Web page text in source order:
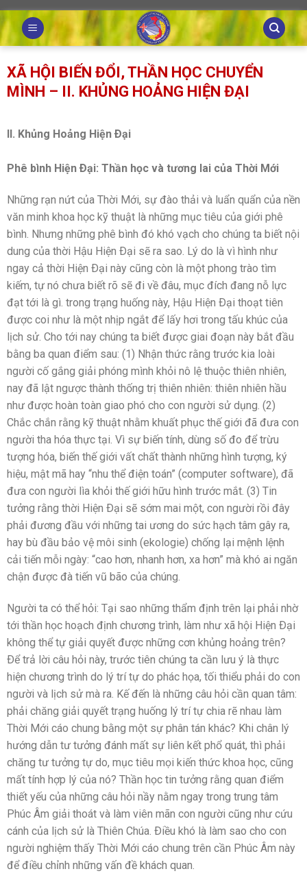
Skip
to
content
XÃ HỘI BIẾN ĐỔI, THẦN HỌC CHUYỂN
MÌNH – II. KHỦNG HOẢNG HIỆN ÐẠI
II. Khủng Hoảng Hiện Ðại
Phê bình Hiện Ðại: Thần học và tương lai của Thời Mới
Những rạn nứt của Thời Mới, sự đào thải và luẩn quẩn của nền
văn minh khoa học kỹ thuật là những mục tiêu của giới phê
bình. Nhưng những phê bình đó khó vạch cho chúng ta biết nội
dung của thời Hậu Hiện Ðại sẽ ra sao. Lý do là vì hình như
ngay cả thời Hiện Ðại này cũng còn là một phong trào tìm
kiếm, tự nó chưa biết rõ sẽ đi về đâu, mục đích đang nỗ lực
đạt tới là gì. trong trạng huống này, Hậu Hiện Ðại thoạt tiên
được coi như là một nhịp ngắt để lấy hơi trong tấu khúc của
lịch sử. Cho tới nay chúng ta biết được giai đoạn này bắt đầu
bằng ba quan điểm sau: (1) Nhận thức rằng trước kia loài
người cố gắng giải phóng mình khỏi nô lệ thuộc thiên nhiên,
nay đã lật ngược thành thống trị thiên nhiên: thiên nhiên hầu
như được hoàn toàn giao phó cho con người sử dụng. (2)
Chắc chắn rằng kỹ thuật nhằm khuất phục thế giới đã đưa con
người tha hóa thực tại. Vì sự biến tính, dùng số đo để trừu
tượng hóa, biến thế giới vất chất thành những hình tượng, ký
hiệu, mật mã hay “nhu thể điện toán” (computer software), đã
đưa con người lìa khỏi thế giới hữu hình trước mắt. (3) Tin
tưởng rằng thời Hiện Ðại sẽ sớm mai một, con người rồi đây
phải đương đầu với những tai ương do sức hạch tâm gây ra,
hay bù đầu bảo vệ môi sinh (ekologie) chống lại mệnh lệnh
cải tiến mỗi ngày: “cao hơn, nhanh hơn, xa hơn” mà khó ai ngăn
chận được đà tiến vũ bão của chúng.
Người ta có thể hỏi: Tại sao những thẩm định trên lại phải nhờ
tới thần học hoạch định chương trình, làm như xã hội Hiện Ðại
không thể tự giải quyết được những cơn khủng hoảng trên?
Ðể trả lời câu hỏi này, trước tiên chúng ta cần lưu ý là thực
hiện chương trình do lý trí tự do phác họa, tối thiểu phải do con
người và lịch sử mà ra. Kế đến là những câu hỏi cần quan tâm:
phải chăng giải quyết trạng huống lý trí tự chia rẽ nhau làm
Thời Mới cáo chung bằng một sự phân tán khác? Khi chân lý
hướng dẫn tư tưởng đánh mất sự liên kết phổ quát, thì phải
chăng tư tưởng tự do, mục tiêu mọi kiến thức khoa học, cũng
mất tính hợp lý của nó? Thần học tin tưởng rằng quan điểm
thiết yếu của những câu hỏi nầy nằm ngay trong trung tâm
Phúc Âm giải thoát và làm viên mãn con người cũng như cứu
cánh của lịch sử là Thiên Chúa. Ðiều khó là làm sao cho con
người nghiệm thấy Thời Mới cáo chung trên cần Phúc Âm này
để điều chỉnh những vấn đề khách quan.